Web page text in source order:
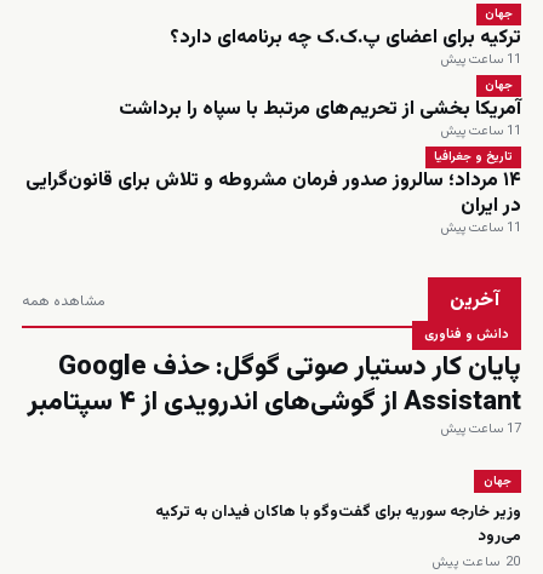
جهان
ترکیه برای اعضای پ.ک.ک چه برنامه‌ای دارد؟
11 ساعت پیش
جهان
آمریکا بخشی از تحریم‌های مرتبط با سپاه را برداشت
11 ساعت پیش
تاریخ و جغرافیا
۱۴ مرداد؛ سالروز صدور فرمان مشروطه و تلاش برای قانون‌گرایی
در ایران
11 ساعت پیش
آخرین مشاهده همه
دانش و فناوری
پایان کار دستیار صوتی گوگل: حذف Google
Assistant از گوشی‌های اندرویدی از ۴ سپتامبر
17 ساعت پیش
جهان
وزیر خارجه سوریه برای گفت‌وگو با هاکان فیدان به ترکیه
می‌رود
20 ساعت پیش